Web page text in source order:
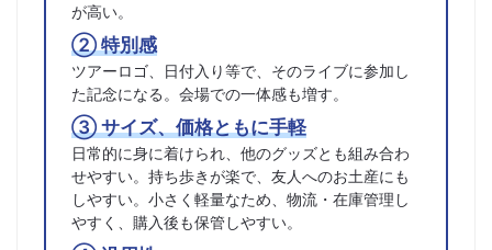
が高い。
② 特別感
ツアーロゴ、日付入り等で、そのライブに参加し
た記念になる。会場での一体感も増す。
③ サイズ、価格ともに手軽
日常的に身に着けられ、他のグッズとも組み合わ
せやすい。持ち歩きが楽で、友人へのお土産にも
しやすい。小さく軽量なため、物流・在庫管理し
やすく、購入後も保管しやすい。